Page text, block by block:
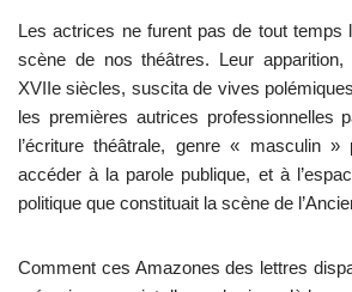
Les actrices ne furent pas de tout temps
scène de nos théâtres. Leur
XVIIe siècles, suscita de vives
les premières autrices professionnelles
l’écriture théâtrale, genre « masculin »
accéder à la parole publique, et à
politique que constituait la scène de
Comment ces Amazones des lettres